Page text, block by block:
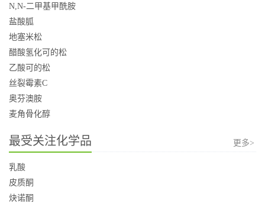
N,N-二甲基甲酰胺
盐酸胍
地塞米松
醋酸氢化可的松
乙酸可的松
丝裂霉素C
奥芬澳胺
麦角骨化醇
最受关注化学品 更多>
乳酸
皮质酮
炔诺酮